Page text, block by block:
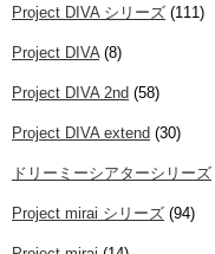
Project DIVA シリーズ (111)
Project DIVA (8)
Project DIVA 2nd (58)
Project DIVA extend (30)
ドリーミーシアターシリーズ
Project mirai シリーズ (94)